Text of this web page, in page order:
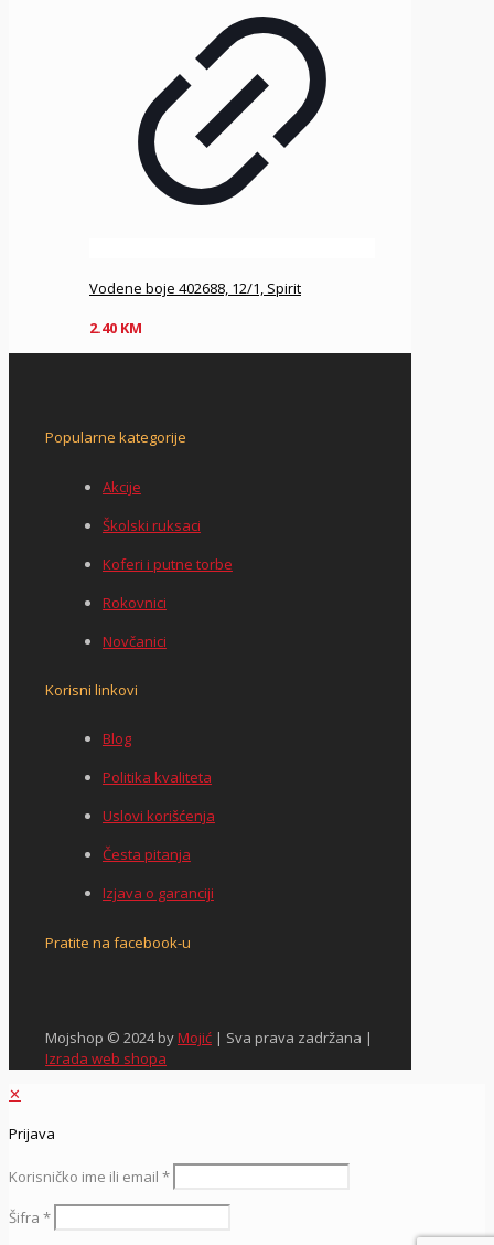
Vodene boje 402688, 12/1, Spirit
2.40 KM
Popularne kategorije
Akcije
Školski ruksaci
Koferi i putne torbe
Rokovnici
Novčanici
Korisni linkovi
Blog
Politika kvaliteta
Uslovi korišćenja
Česta pitanja
Izjava o garanciji
Pratite na facebook-u
Mojshop © 2024 byMojić | Sva prava zadržana |
Izrada web shopa
✕
Prijava
Korisničko ime ili email *
Šifra *